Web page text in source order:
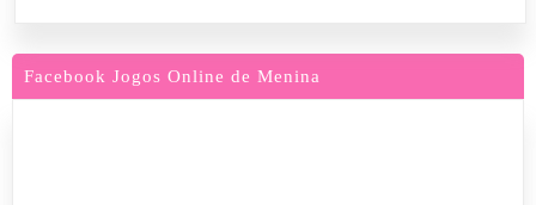
Facebook Jogos Online de Menina